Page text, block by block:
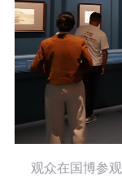
观众在国博参